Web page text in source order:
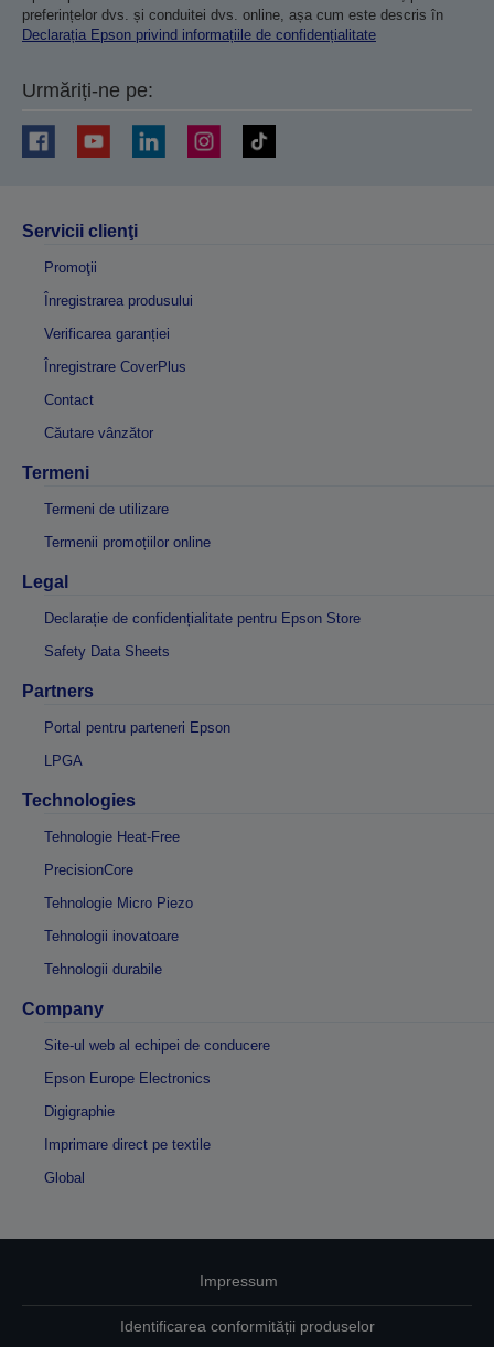
preferințelor dvs. și conduitei dvs. online, așa cum este descris în
Declarația Epson privind informațiile de confidențialitate
Urmăriți-ne pe:
Servicii clienţi
Promoţii
Înregistrarea produsului
Verificarea garanției
Înregistrare CoverPlus
Contact
Căutare vânzător
Termeni
Termeni de utilizare
Termenii promoțiilor online
Legal
Declarație de confidențialitate pentru Epson Store
Safety Data Sheets
Partners
Portal pentru parteneri Epson
LPGA
Technologies
Tehnologie Heat-Free
PrecisionCore
Tehnologie Micro Piezo
Tehnologii inovatoare
Tehnologii durabile
Company
Site-ul web al echipei de conducere
Epson Europe Electronics
Digigraphie
Imprimare direct pe textile
Global
Impressum
Identificarea conformității produselor